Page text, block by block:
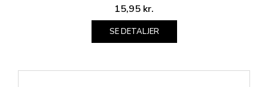
15,95 kr.
SE DETALJER